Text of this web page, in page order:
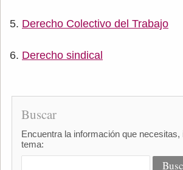
Derecho Colectivo del Trabajo
Derecho sindical
Buscar
Encuentra la información que necesitas,
tema: